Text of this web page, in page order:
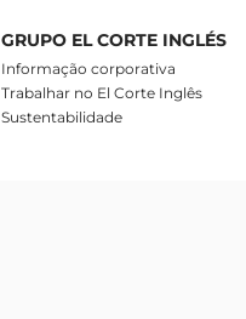
GRUPO EL CORTE INGLÉS
Informação corporativa
Trabalhar no El Corte Inglês
Sustentabilidade